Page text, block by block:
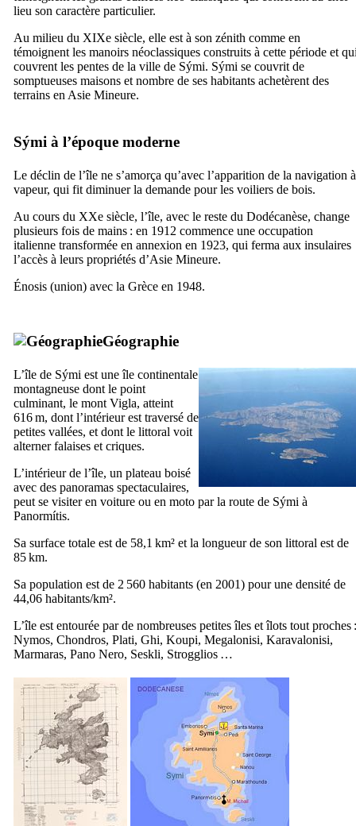
lieu son caractère particulier.
Au milieu du XIXe siècle, elle est à son zénith comme en
témoignent les manoirs néoclassiques construits à cette période et
couvrent les pentes de la ville de Sými. Sými se couvrit de
somptueuses maisons et nombre de ses habitants achetèrent des
terrains en Asie Mineure.
Sými à l’époque moderne
Le déclin de l’île ne s’amorça qu’avec l’apparition de la navigation à
vapeur, qui fit diminuer la demande pour les voiliers de bois.
Au cours du XXe siècle, l’île, avec le reste du Dodécanèse, change
plusieurs fois de mains : en 1912 commence une occupation
italienne transformée en annexion en 1923, qui ferma aux insulaires
l’accès à leurs propriétés d’Asie Mineure.
Énosis (union) avec la Grèce en 1948.
Géographie
L’île de Sými est une île continentale
montagneuse dont le point
culminant, le mont Vigla, atteint
616 m, dont l’intérieur est traversé de
petites vallées, et dont le littoral voit
alterner falaises et criques.
L’intérieur de l’île, un plateau boisé
avec des panoramas spectaculaires,
peut se visiter en voiture ou en moto par la route de Sými à
Panormítis.
Sa surface totale est de 58,1 km² et la longueur de son littoral est de
85 km.
Sa population est de 2 560 habitants (en 2001) pour une densité de
44,06 habitants/km².
L’île est entourée par de nombreuses petites îles et îlots tout proches :
Nymos, Chondros, Plati, Ghi, Koupi, Megalonisi, Karavalonisi,
Marmaras, Pano Nero, Seskli, Strogglios …